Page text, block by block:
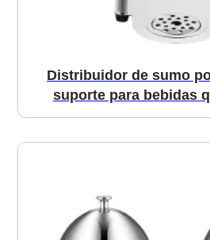
Distribuidor de sumo
suporte para bebidas